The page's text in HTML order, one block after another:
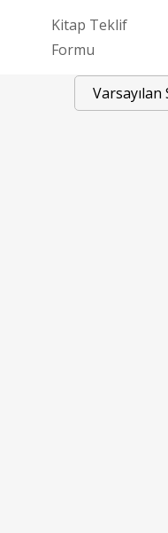
Kitap Teklif
Formu